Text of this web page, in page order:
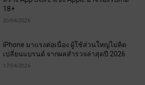
18+
20/04/2026
iPhone มาแรงต่อเนื่อง ผู้ใช้ส่วนใหญ่ไม่คิด
เปลี่ยนแบรนด์ จากผลสำรวจล่าสุดปี 2026
17/04/2026